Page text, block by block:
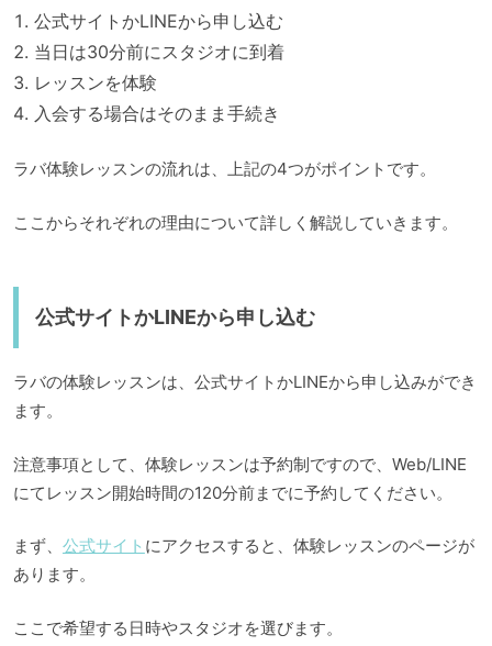
公式サイトかLINEから申し込む
当日は30分前にスタジオに到着
レッスンを体験
入会する場合はそのまま手続き
ラバ体験レッスンの流れは、上記の4つがポイントです。
ここからそれぞれの理由について詳しく解説していきます。
公式サイトかLINEから申し込む
ラバの体験レッスンは、公式サイトかLINEから申し込みができ
ます。
注意事項として、体験レッスンは予約制ですので、Web/LINE
にてレッスン開始時間の120分前までに予約してください。
まず、 公式サイト にアクセスすると、体験レッスンのページが
あります。
ここで希望する日時やスタジオを選びます。